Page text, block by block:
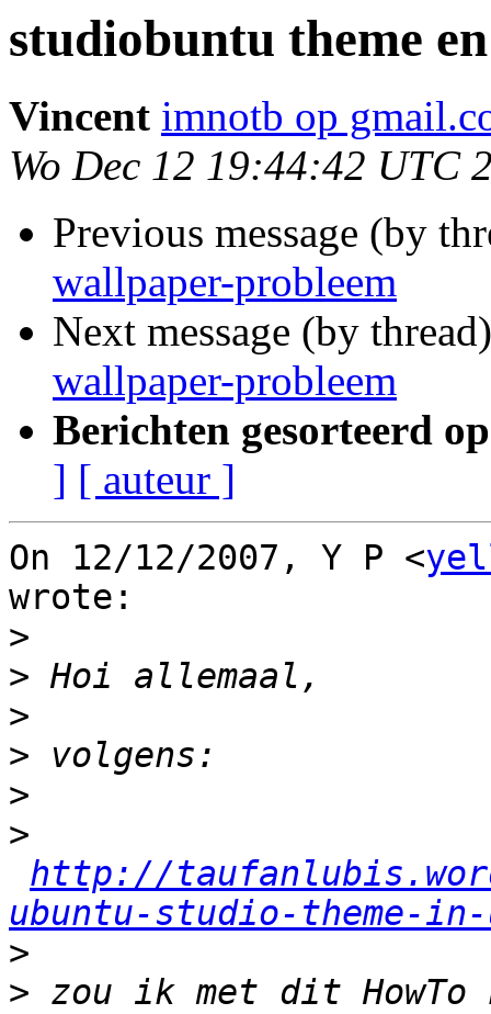
studiobuntu theme
Vincent imnotb op
Wo Dec 12 19:44:42 UTC
Previous message (by
wallpaper-probleem
Next message (by
wallpaper-probleem
Berichten gesorteerd
] [ auteur ]
On 12/12/2007, Y P <
wrote:
>
>
>
>
>
>
http://
ubuntu-studio-theme-
>
> zou ik met dit HowTo